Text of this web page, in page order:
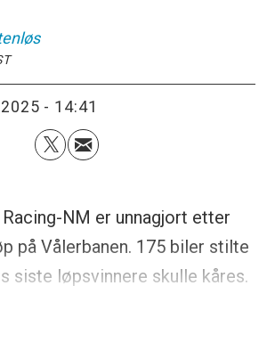
- 14:41
NM er unnagjort etter
på Vålerbanen. 175 biler stilte
siste løpsvinnere skulle kåres.